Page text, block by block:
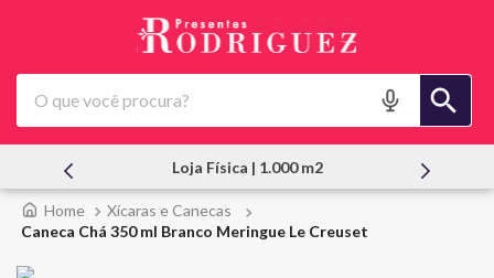
O que você procura?
Atendimento Pessoal
Xícaras e Canecas
Caneca Chá 350 ml Branco Meringue Le Creuset